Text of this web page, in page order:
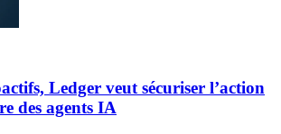
Ledger veut sécuriser l’action
des agents IA